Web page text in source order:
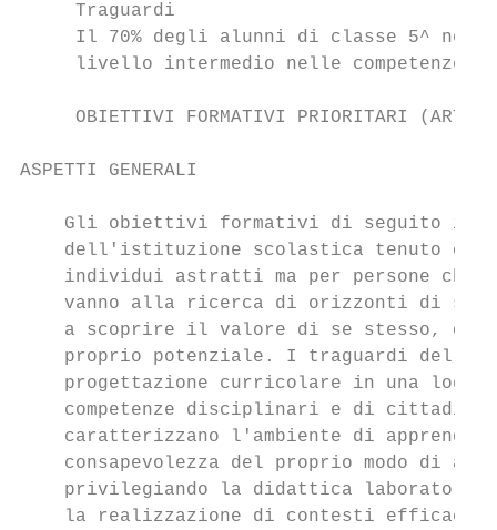
     Traguardi
Il 70% degli alunni di classe 5^
livello intermedio nelle competenze
OBIETTIVI FORMATIVI PRIORITARI (ART.
ASPETTI GENERALI
Gli obiettivi formativi di seguito
dell'istituzione scolastica tenuto
individui astratti ma per persone che
vanno alla ricerca di orizzonti di
a scoprire il valore di se stesso,
proprio potenziale. I traguardi delle
progettazione curricolare in una
competenze disciplinari e di
caratterizzano l'ambiente di
consapevolezza del proprio modo di
privilegiando la didattica
la realizzazione di contesti efficaci